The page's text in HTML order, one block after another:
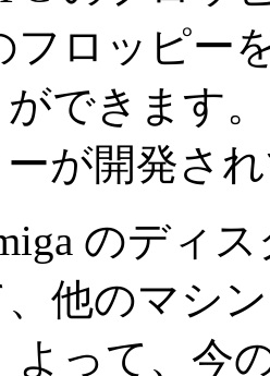
フロッピー
ができます
ーが開発さ
のディ
他のマシ
よって、今